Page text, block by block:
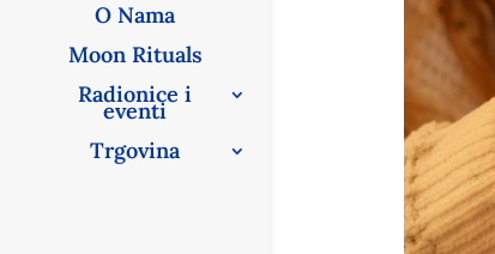
O Nama
Moon Rituals
Radionice i
eventi
Trgovina